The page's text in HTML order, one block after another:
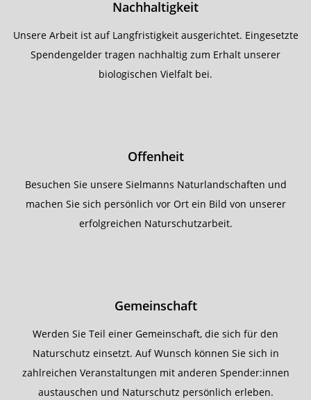
Nachhaltigkeit
Unsere Arbeit ist auf Langfristigkeit ausgerichtet. Eingesetzte
Spendengelder tragen nachhaltig zum Erhalt unserer
biologischen Vielfalt bei.
Offenheit
Besuchen Sie unsere Sielmanns Naturlandschaften und
machen Sie sich persönlich vor Ort ein Bild von unserer
erfolgreichen Naturschutzarbeit.
Gemeinschaft
Werden Sie Teil einer Gemeinschaft, die sich für den
Naturschutz einsetzt. Auf Wunsch können Sie sich in
zahlreichen Veranstaltungen mit anderen Spender:innen
austauschen und Naturschutz persönlich erleben.